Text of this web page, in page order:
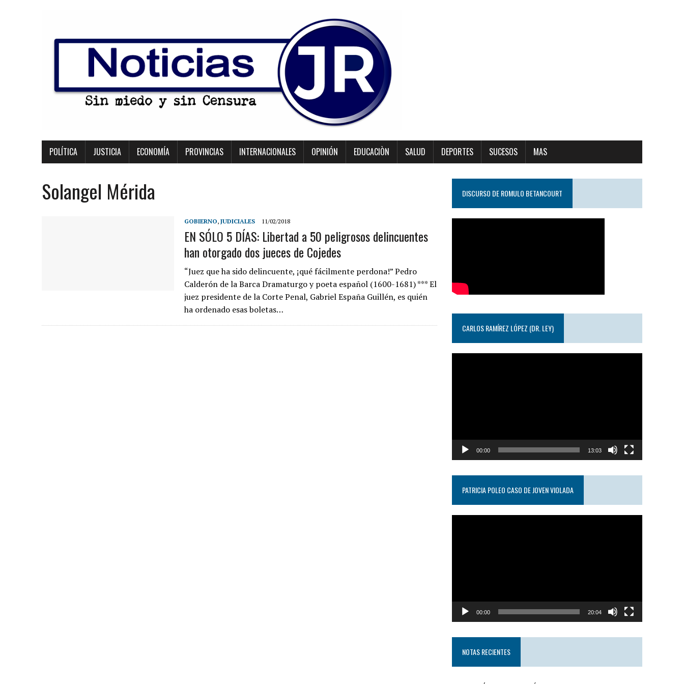
POLÍTICA JUSTICIA ECONOMÍA PROVINCIAS INTERNACIONALES OPINIÓN EDUCACIÒN SALUD DEPORTES SUCESOS MAS
Solangel Mérida
GOBIERNO, JUDICIALES 11/02/2018
EN SÓLO 5 DÍAS: Libertad a 50 peligrosos delincuentes
han otorgado dos jueces de Cojedes
“Juez que ha sido delincuente, ¡qué fácilmente perdona!” Pedro
Calderón de la Barca Dramaturgo y poeta español (1600-1681) *** El
juez presidente de la Corte Penal, Gabriel España Guillén, es quién
ha ordenado esas boletas…
DISCURSO DE ROMULO BETANCOURT
CARLOS RAMÍREZ LÓPEZ (DR. LEY)
00:00 13:03
PATRICIA POLEO CASO DE JOVEN VIOLADA
00:00 20:04
NOTAS RECIENTES